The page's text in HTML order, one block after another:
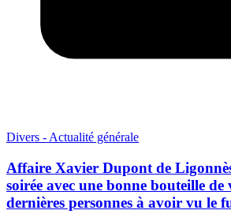
Divers - Actualité générale
Affaire Xavier Dupont de
soirée avec une bonne bouteille
dernières personnes à avoir vu le